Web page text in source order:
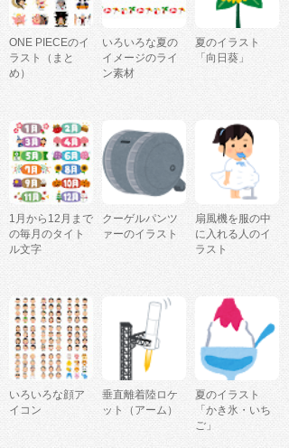
ONE PIECEのイ
ラスト（まと
め）
いろいろな夏の
イメージのライ
ン素材
夏のイラスト
「向日葵」
1月から12月まで
の毎月のタイト
ル文字
クーゲルパンツ
ァーのイラスト
扇風機を服の中
に入れる人のイ
ラスト
いろいろな顔ア
イコン
垂直離着陸ロケ
ット（アーム）
夏のイラスト
「かき氷・いち
ご」